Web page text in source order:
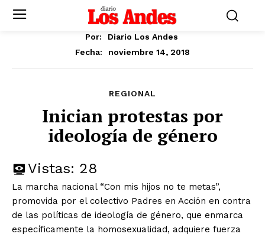
Por:
Diario Los Andes
Fecha:
noviembre 14, 2018
REGIONAL
Inician protestas por
ideología de género
Vistas: 28
La marcha nacional “Con mis hijos no te metas”,
promovida por el colectivo Padres en Acción en contra
de las políticas de ideología de género, que enmarca
específicamente la homosexualidad, adquiere fuerza